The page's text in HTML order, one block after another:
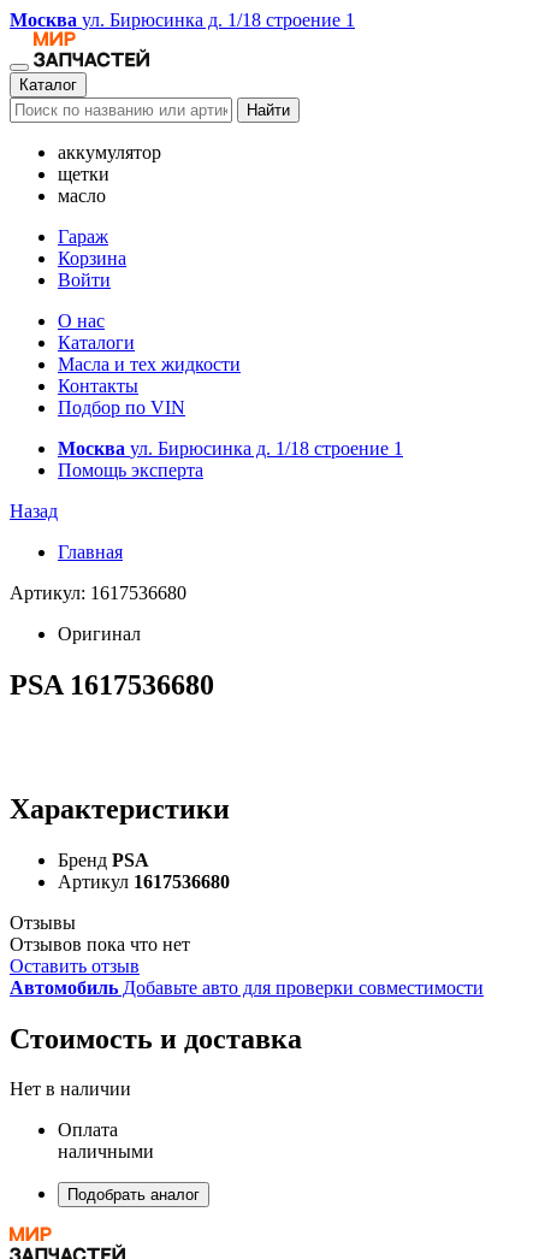
Москва ул. Бирюсинка д. 1/18 строение 1
Каталог
Найти
аккумулятор
щетки
масло
Гараж
Корзина
Войти
О нас
Каталоги
Масла и тех жидкости
Контакты
Подбор по VIN
Москва ул. Бирюсинка д. 1/18 строение 1
Помощь эксперта
Назад
Главная
Артикул: 1617536680
Оригинал
PSA 1617536680
Характеристики
Бренд PSA
Артикул 1617536680
Отзывы
Отзывов пока что нет
Оставить отзыв
Автомобиль Добавьте авто для проверки совместимости
Стоимость и доставка
Нет в наличии
Оплата
наличными
Подобрать аналог